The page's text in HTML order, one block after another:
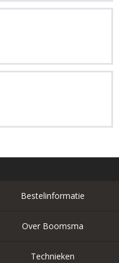
Bestelinformatie
Over Boomsma
Technieken